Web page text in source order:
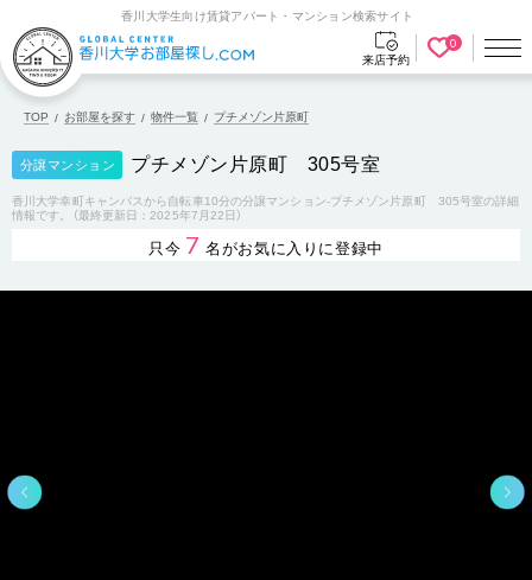
香川大学生向け賃貸アパート・マンション検索サイト
来店予約
0
TOP お部屋を探す 物件一覧 プチメゾン片原町
分譲マンション プチメゾン片原町 305号室
香川大学幸町キャンパスから自転車10分の分譲マンション-プチメゾン片原町 305号室の詳細
情報です。（最終更新日：2025年7月22日）
只今 7 名がお気に入りに登録中